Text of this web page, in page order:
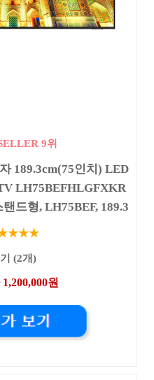
9위
189.3cm(75인치) LED
LH75BEFHLGFXKR
드형, LH75BEF, 189.3
(2개)
원